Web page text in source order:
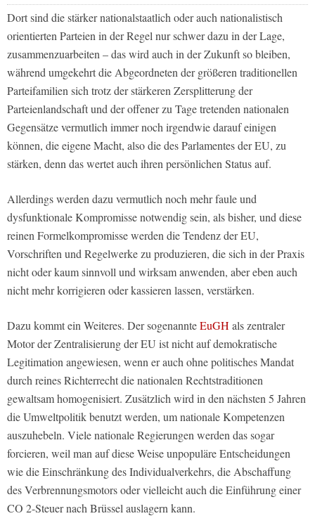
Dort sind die stärker nationalstaatlich oder auch nationalistisch
orientierten Parteien in der Regel nur schwer dazu in der Lage,
zusammenzuarbeiten – das wird auch in der Zukunft so bleiben,
während umgekehrt die Abgeordneten der größeren traditionellen
Parteifamilien sich trotz der stärkeren Zersplitterung der
Parteienlandschaft und der offener zu Tage tretenden nationalen
Gegensätze vermutlich immer noch irgendwie darauf einigen
können, die eigene Macht, also die des Parlamentes der EU, zu
stärken, denn das wertet auch ihren persönlichen Status auf.
Allerdings werden dazu vermutlich noch mehr faule und
dysfunktionale Kompromisse notwendig sein, als bisher, und diese
reinen Formelkompromisse werden die Tendenz der EU,
Vorschriften und Regelwerke zu produzieren, die sich in der Praxis
nicht oder kaum sinnvoll und wirksam anwenden, aber eben auch
nicht mehr korrigieren oder kassieren lassen, verstärken.
Dazu kommt ein Weiteres. Der sogenannteEuGH als zentraler
Motor der Zentralisierung der EU ist nicht auf demokratische
Legitimation angewiesen, wenn er auch ohne politisches Mandat
durch reines Richterrecht die nationalen Rechtstraditionen
gewaltsam homogenisiert. Zusätzlich wird in den nächsten 5 Jahren
die Umweltpolitik benutzt werden, um nationale Kompetenzen
auszuhebeln. Viele nationale Regierungen werden das sogar
forcieren, weil man auf diese Weise unpopuläre Entscheidungen
wie die Einschränkung des Individualverkehrs, die Abschaffung
des Verbrennungsmotors oder vielleicht auch die Einführung einer
CO 2-Steuer nach Brüssel auslagern kann.